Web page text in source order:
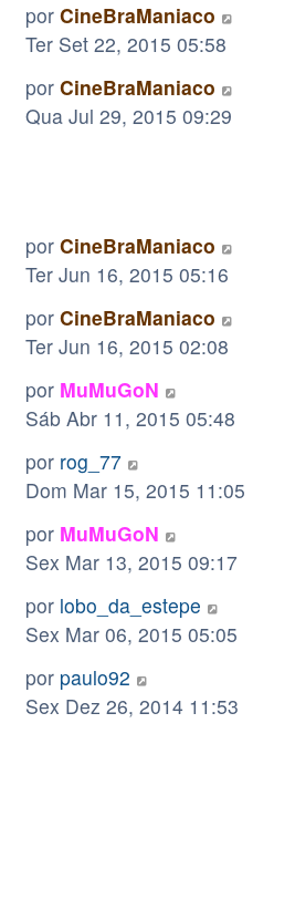
por CineBraManiaco
Ter Set 22, 2015 05:58
por CineBraManiaco
Qua Jul 29, 2015 09:29
por CineBraManiaco
Ter Jun 16, 2015 05:16
por CineBraManiaco
Ter Jun 16, 2015 02:08
por MuMuGoN
Sáb Abr 11, 2015 05:48
por rog_77
Dom Mar 15, 2015 11:05
por MuMuGoN
Sex Mar 13, 2015 09:17
por lobo_da_estepe
Sex Mar 06, 2015 05:05
por paulo92
Sex Dez 26, 2014 11:53